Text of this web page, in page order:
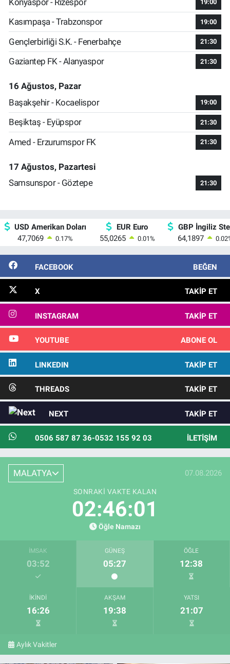
19:00
Kasımpaşa - Trabzonspor 19:00
Gençlerbirliği S.K. - Fenerbahçe 21:30
Gaziantep FK - Alanyaspor 21:30
16 Ağustos, Pazar
Başakşehir - Kocaelispor
19:00
Beşiktaş - Eyüpspor 21:30
Amed - Erzurumspor FK 21:30
17 Ağustos, Pazartesi
Samsunspor - Göztepe
21:30
USD Amerikan Doları
47,7069
0.17%
EUR Euro
55,0265
0.01%
GBP İngiliz
64,1897
0.02
FACEBOOK BEĞEN
X TAKIP ET
INSTAGRAM TAKIP ET
YOUTUBE ABONE OL
LINKEDIN TAKIP ET
THREADS TAKIP ET
NEXT TAKIP ET
0506 587 87 36-0532 155 92 03 İLETIŞIM
MALATYA 07.08.2026
SONRAKI VAKTE KALAN
02:45:59
Öğle Namazı
İMSAK
03:52
GÜNEŞ
05:27
ÖĞLE
12:38
İKINDI
16:26
AKŞAM
19:38
YATSI
21:07
Aylık Vakitler